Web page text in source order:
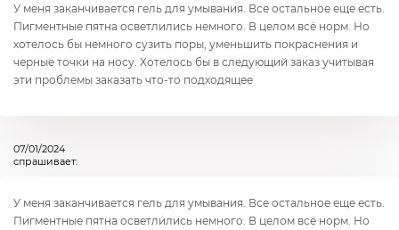
У меня заканчивается гель для умывания. Все остальное еще есть.
Пигментные пятна осветлились немного. В целом всё норм. Но
хотелось бы немного сузить поры, уменьшить покраснения и
черные точки на носу. Хотелось бы в следующий заказ учитывая
эти проблемы заказать что-то подходящее
07/01/2024
спрашивает:
У меня заканчивается гель для умывания. Все остальное еще есть.
Пигментные пятна осветлились немного. В целом всё норм. Но